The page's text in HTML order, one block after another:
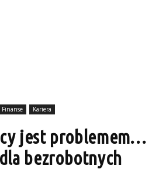
Finanse Kariera
jest problemem…
bezrobotnych